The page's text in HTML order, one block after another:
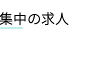
中の求人